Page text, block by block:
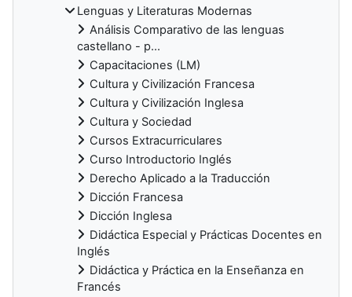
Lenguas y Literaturas Modernas
Análisis Comparativo de las lenguas
castellano - p...
Capacitaciones (LM)
Cultura y Civilización Francesa
Cultura y Civilización Inglesa
Cultura y Sociedad
Cursos Extracurriculares
Curso Introductorio Inglés
Derecho Aplicado a la Traducción
Dicción Francesa
Dicción Inglesa
Didáctica Especial y Prácticas Docentes en
Inglés
Didáctica y Práctica en la Enseñanza en
Francés